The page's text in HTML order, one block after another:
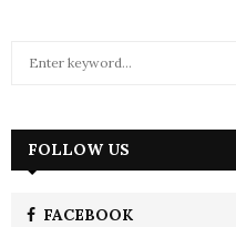
h
FOLLOW US
FACEBOOK